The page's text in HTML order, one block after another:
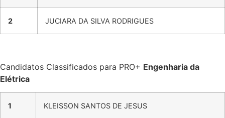
2 JUCIARA DA SILVA RODRIGUES
Candidatos Classificados para PRO+ Engenharia da
Elétrica
1 KLEISSON SANTOS DE JESUS